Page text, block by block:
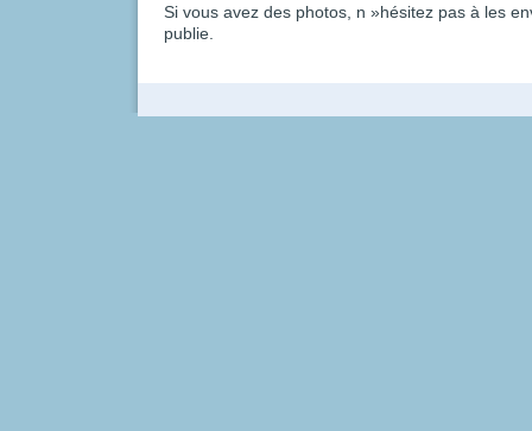
Si vous avez des photos, n »hésitez pas à les
publie.